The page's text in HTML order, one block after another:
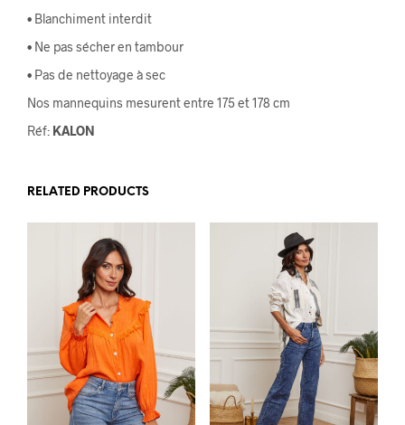
• Blanchiment interdit
• Ne pas sécher en tambour
• Pas de nettoyage à sec
Nos mannequins mesurent entre 175 et 178 cm
Réf: KALON
RELATED PRODUCTS